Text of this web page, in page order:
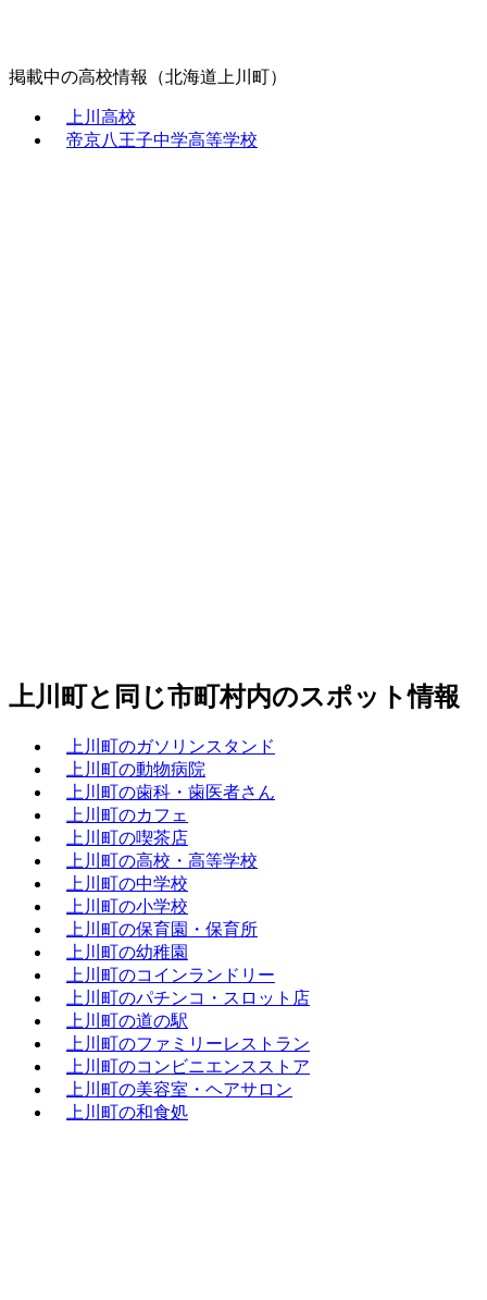
掲載中の高校情報（北海道上川町）
上川高校
帝京八王子中学高等学校
上川町と同じ市町村内のスポット情報
上川町のガソリンスタンド
上川町の動物病院
上川町の歯科・歯医者さん
上川町のカフェ
上川町の喫茶店
上川町の高校・高等学校
上川町の中学校
上川町の小学校
上川町の保育園・保育所
上川町の幼稚園
上川町のコインランドリー
上川町のパチンコ・スロット店
上川町の道の駅
上川町のファミリーレストラン
上川町のコンビニエンスストア
上川町の美容室・ヘアサロン
上川町の和食処